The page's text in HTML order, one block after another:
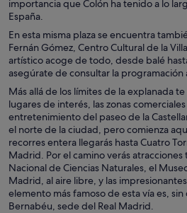
importancia que Colón ha tenido a lo
España.
En esta misma plaza se encuentra
Fernán Gómez, Centro Cultural de la
artístico acoge de todo, desde balé
asegúrate de consultar la programación
Más allá de los límites de la explanada
lugares de interés, las zonas
entretenimiento del paseo de la
el norte de la ciudad, pero comienza
recorres entera llegarás hasta Cuatro
Madrid. Por el camino verás
Nacional de Ciencias Naturales, el
Madrid, al aire libre, y las
elemento más famoso de esta vía es,
Bernabéu, sede del Real Madrid.